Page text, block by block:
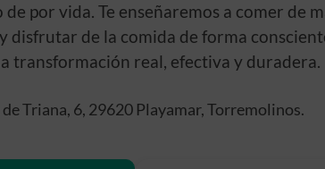
por vida. Te enseñaremos a comer de
disfrutar de la comida de forma
transformación real, efectiva y duradera.
Triana, 6, 29620 Playamar, Torremolinos.